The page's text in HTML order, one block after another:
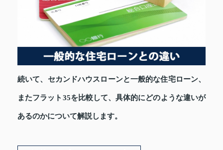
続いて、セカンドハウスローンと一般的な住宅ローン、
またフラット35を比較して、具体的にどのような違いが
あるのかについて解説します。